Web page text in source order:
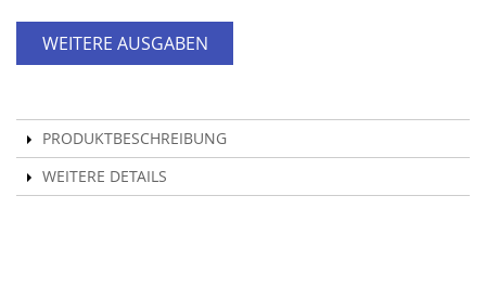
WEITERE AUSGABEN
PRODUKTBESCHREIBUNG
WEITERE DETAILS